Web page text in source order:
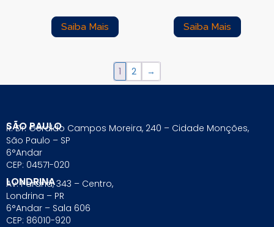
Saiba Mais Saiba Mais
1 2 →
SÃO PAULO
R. Dr. Geraldo Campos Moreira, 240 – Cidade Monções,
São Paulo – SP
6°Andar
CEP: 04571-020
LONDRINA
Av. Paraná, 343 – Centro,
Londrina – PR
6°Andar – Sala 606
CEP: 86010-920